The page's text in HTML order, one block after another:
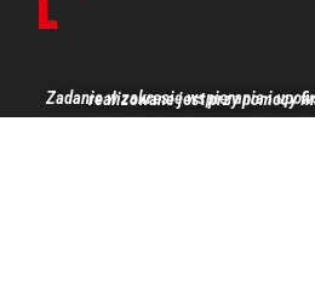
Zadanie w zakresie wspierania i upowszechniania kultury fizycznej